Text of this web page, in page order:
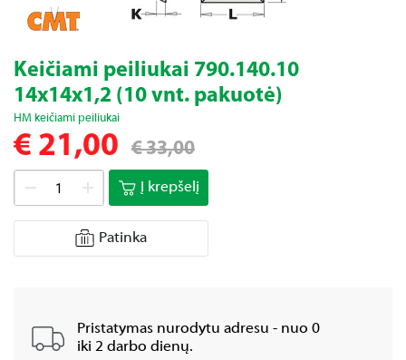
Keičiami peiliukai 790.140.10
14x14x1,2 (10 vnt. pakuotė)
HM keičiami peiliukai
€ 21,00 € 33,00
Į krepšelį
Patinka
Pristatymas nurodytu adresu - nuo 0
iki 2 darbo dienų.